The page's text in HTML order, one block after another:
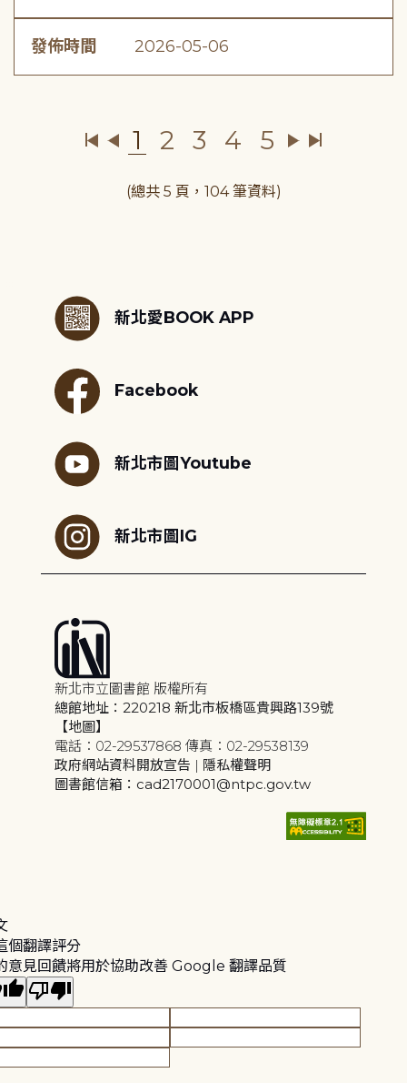
發佈時間 2026-05-06
1 2 3 4 5
(總共 5 頁，104 筆資料)
新北愛BOOK APP
Facebook
新北市圖Youtube
新北市圖IG
新北市立圖書館 版權所有
總館地址：220218 新北市板橋區貴興路139號
【地圖】
電話：02-29537868 傳真：02-29538139
政府網站資料開放宣告 | 隱私權聲明
圖書館信箱：cad2170001@ntpc.gov.tw
個翻譯評分
意見回饋將用於協助改善 Google 翻譯品質